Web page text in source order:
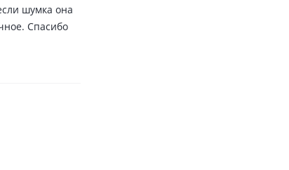
шумка она
Спасибо